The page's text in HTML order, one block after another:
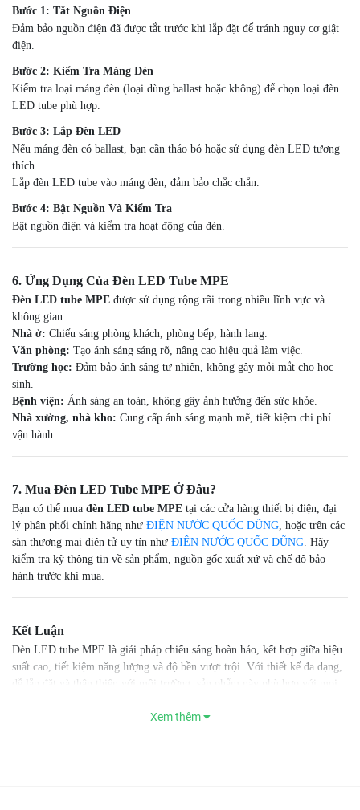
Bước 1: Tắt Nguồn Điện
Đảm bảo nguồn điện đã được tắt trước khi lắp đặt để tránh nguy cơ giật
điện.
Bước 2: Kiểm Tra Máng Đèn
Kiểm tra loại máng đèn (loại dùng ballast hoặc không) để chọn loại đèn
LED tube phù hợp.
Bước 3: Lắp Đèn LED
Nếu máng đèn có ballast, bạn cần tháo bỏ hoặc sử dụng đèn LED tương
thích.
Lắp đèn LED tube vào máng đèn, đảm bảo chắc chắn.
Bước 4: Bật Nguồn Và Kiểm Tra
Bật nguồn điện và kiểm tra hoạt động của đèn.
6. Ứng Dụng Của Đèn LED Tube MPE
Đèn LED tube MPE được sử dụng rộng rãi trong nhiều lĩnh vực và
không gian:
Nhà ở: Chiếu sáng phòng khách, phòng bếp, hành lang.
Văn phòng: Tạo ánh sáng sáng rõ, nâng cao hiệu quả làm việc.
Trường học: Đảm bảo ánh sáng tự nhiên, không gây mỏi mắt cho học
sinh.
Bệnh viện: Ánh sáng an toàn, không gây ảnh hưởng đến sức khỏe.
Nhà xưởng, nhà kho: Cung cấp ánh sáng mạnh mẽ, tiết kiệm chi phí
vận hành.
7. Mua Đèn LED Tube MPE Ở Đâu?
Bạn có thể mua đèn LED tube MPE tại các cửa hàng thiết bị điện, đại
lý phân phối chính hãng như ĐIỆN NƯỚC QUỐC DŨNG, hoặc trên các
sàn thương mại điện tử uy tín như ĐIỆN NƯỚC QUỐC DŨNG. Hãy
kiểm tra kỹ thông tin về sản phẩm, nguồn gốc xuất xứ và chế độ bảo
hành trước khi mua.
Kết Luận
Đèn LED tube MPE là giải pháp chiếu sáng hoàn hảo, kết hợp giữa hiệu
suất cao, tiết kiệm năng lượng và độ bền vượt trội. Với thiết kế đa dạng,
dễ lắp đặt và thân thiện với môi trường, sản phẩm này phù hợp với mọi
ngay hôm nay!
Xem thêm